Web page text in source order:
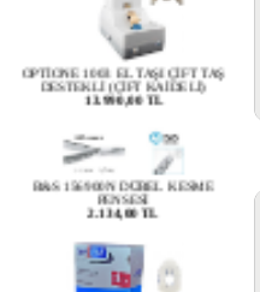
OPTİONE 1003 EL TAŞI ÇİFT TAŞ
DESTEKLİ (ÇİFT KAİDELİ)
13.990,00 TL
B&S 156900N DÜBEL KESME
PENSESİ
2.134,00 TL